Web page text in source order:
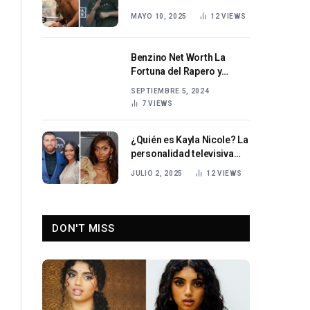
Estadounidense Invicto
MAYO 10, 2025 12 VIEWS
Benzino Net Worth La
Fortuna del Rapero y
SEPTIEMBRE 5, 2024
7VIEWS
¿Quién es Kayla Nicole? La
personalidad televisiva
que equilibra deportes,
JULIO 2, 2025 12 VIEWS
DON'T MISS